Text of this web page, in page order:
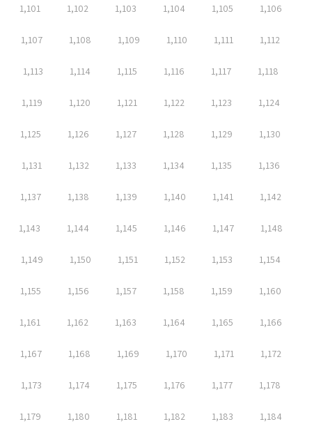
1,101 1,102 1,103 1,104 1,105 1,106
1,107 1,108 1,109 1,110 1,111 1,112
1,113 1,114 1,115 1,116 1,117 1,118
1,119 1,120 1,121 1,122 1,123 1,124
1,125 1,126 1,127 1,128 1,129 1,130
1,131 1,132 1,133 1,134 1,135 1,136
1,137 1,138 1,139 1,140 1,141 1,142
1,143 1,144 1,145 1,146 1,147 1,148
1,149 1,150 1,151 1,152 1,153 1,154
1,155 1,156 1,157 1,158 1,159 1,160
1,161 1,162 1,163 1,164 1,165 1,166
1,167 1,168 1,169 1,170 1,171 1,172
1,173 1,174 1,175 1,176 1,177 1,178
1,179 1,180 1,181 1,182 1,183 1,184